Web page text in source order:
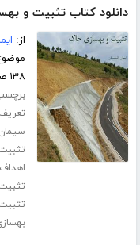
دانلود کتاب تثبیت و
از:
۱۳۸ صفحه